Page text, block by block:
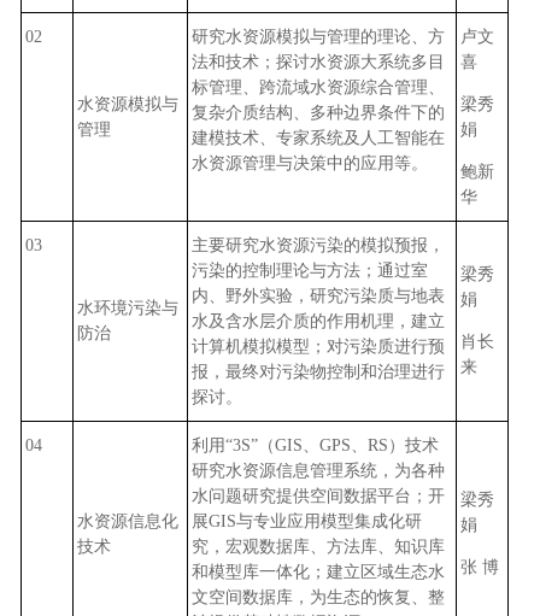
02
水资源模拟与
管理
研究水资源模拟与管理的理论、方
法和技术；探讨水资源大系统多目
标管理、跨流域水资源综合管理、
复杂介质结构、多种边界条件下的
建模技术、专家系统及人工智能在
水资源管理与决策中的应用等。
卢文
喜
梁秀
娟
鲍新
华
03
水环境污染与
防治
主要研究水资源污染的模拟预报，
污染的控制理论与方法；通过室
内、野外实验，研究污染质与地表
水及含水层介质的作用机理，建立
计算机模拟模型；对污染质进行预
报，最终对污染物控制和治理进行
探讨。
梁秀
娟
肖长
来
04
水资源信息化
技术
利用“3S”（GIS、GPS、RS）技术
研究水资源信息管理系统，为各种
水问题研究提供空间数据平台；开
展GIS与专业应用模型集成化研
究，宏观数据库、方法库、知识库
和模型库一体化；建立区域生态水
文空间数据库，为生态的恢复、整
梁秀
娟
张 博